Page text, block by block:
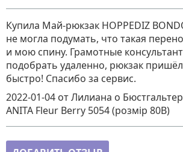
Купила Май-рюкзак HOPPEDIZ
не могла подумать, что такая
и мою спину. Грамотные
подобрать удаленно, рюкзак
быстро! Спасибо за сервис.
2022-01-04 от Лилиана о
ANITA Fleur Berry 5054 (розмір 80В)